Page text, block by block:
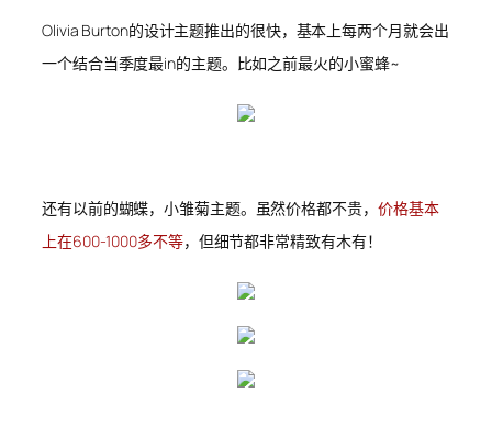
Olivia Burton的设计主题推出的很快，基本上每两个月就会出
一个结合当季度最in的主题。比如之前最火的小蜜蜂~
还有以前的蝴蝶，小雏菊主题。虽然价格都不贵， 价格基本
上在600-1000多不等，但细节都非常精致有木有！